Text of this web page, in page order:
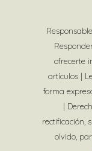
ofrecerte
artículos |
forma
|
rectificación,
olvido,